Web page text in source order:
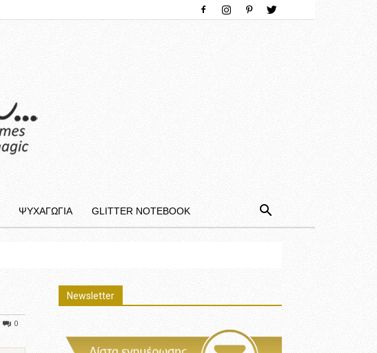
ΨΥΧΑΓΩΓΙΑ GLITTER NOTEBOOK
0
Newsletter